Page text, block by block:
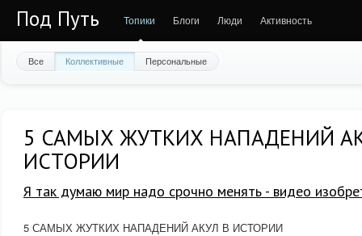
Под Путь Топики Блоги Люди Активность
Все Коллективные Персональные
5 САМЫХ ЖУТКИХ НАПАДЕНИЙ
ИСТОРИИ
Я так думаю мир надо срочно менять - видео
5 САМЫХ ЖУТКИХ НАПАДЕНИЙ АКУЛ В ИСТОРИИ